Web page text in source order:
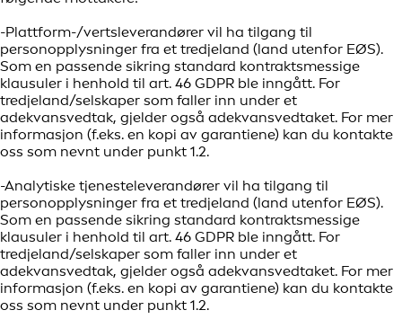
-Plattform-/vertsleverandører vil ha tilgang til
personopplysninger fra et tredjeland (land utenfor EØS).
Som en passende sikring standard kontraktsmessige
klausuler i henhold til art. 46 GDPR ble inngått. For
tredjeland/selskaper som faller inn under et
adekvansvedtak, gjelder også adekvansvedtaket. For mer
informasjon (f.eks. en kopi av garantiene) kan du kontakte
oss som nevnt under punkt 1.2.
-Analytiske tjenesteleverandører vil ha tilgang til
personopplysninger fra et tredjeland (land utenfor EØS).
Som en passende sikring standard kontraktsmessige
klausuler i henhold til art. 46 GDPR ble inngått. For
tredjeland/selskaper som faller inn under et
adekvansvedtak, gjelder også adekvansvedtaket. For mer
informasjon (f.eks. en kopi av garantiene) kan du kontakte
oss som nevnt under punkt 1.2.